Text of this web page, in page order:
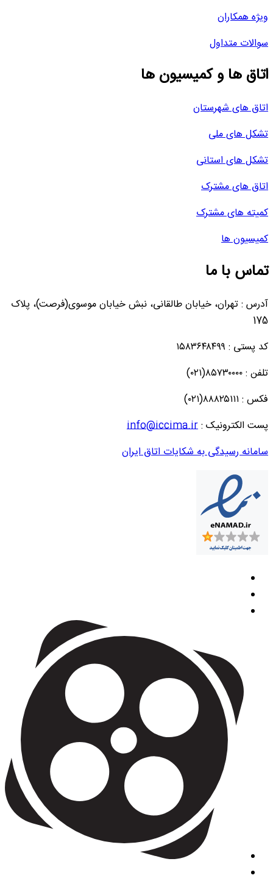
ویژه همکاران
سوالات متداول
اتاق ها و کمیسیون ها
اتاق های شهرستان
تشکل های ملی
تشکل های استانی
اتاق های مشترک
کمیته های مشترک
کمیسیون ها
تماس با ما
آدرس : تهران، خیابان طالقانی، نبش خیابان موسوی(فرصت)، پلاک
175
کد پستی : ۱۵۸۳۶۴۸۴۹۹
تلفن : ۸۵۷۳۰۰۰۰(۰۲۱)
فکس : ۸۸۸۲۵۱۱۱(۰۲۱)
پست الکترونیک :info@iccima.ir
سامانه رسیدگی به شکایات اتاق ایران